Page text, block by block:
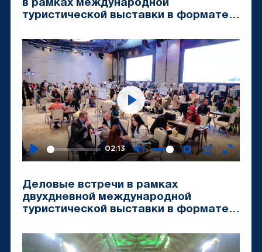
в рамках международной
туристической выставки в формате
Play
02:13
Mute Settings
PIP Enter
Play
Деловые встречи в рамках
двухдневной международной
туристической выставки в формате